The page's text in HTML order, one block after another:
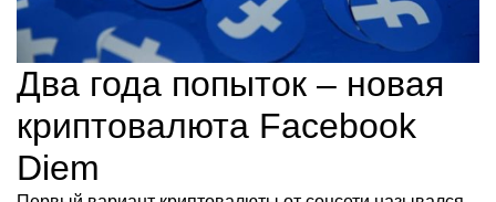
Два года попыток – новая
криптовалюта Facebook
Diem